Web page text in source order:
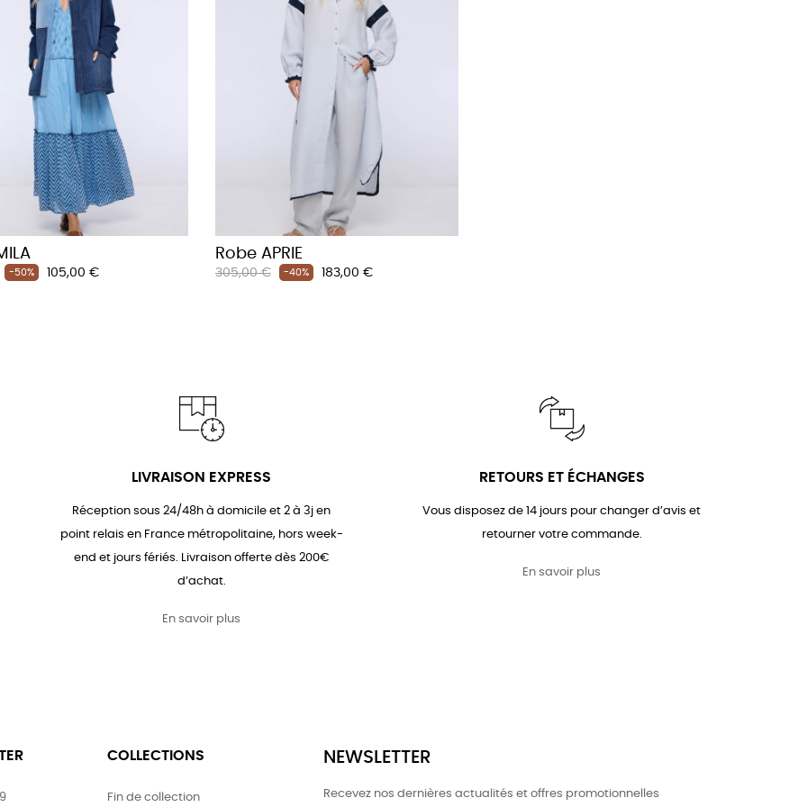
-50% Prix
105,00 €
Robe APRIE
Prix
305,00 € -40% Prix
183,00 €
LIVRAISON EXPRESS
Réception sous 24/48h à domicile et 2 à 3j en
point relais en France métropolitaine, hors week-
end et jours fériés. Livraison offerte dès 200€
d’achat.
En savoir plus
RETOURS ET ÉCHANGES
Vous disposez de 14 jours pour changer d’avis et
retourner votre commande.
En savoir plus
COLLECTIONS
Fin de collection
NEWSLETTER
Recevez nos dernières actualités et offres promotionnelles